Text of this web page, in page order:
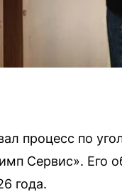
процесс по
Сервис». Его
года.